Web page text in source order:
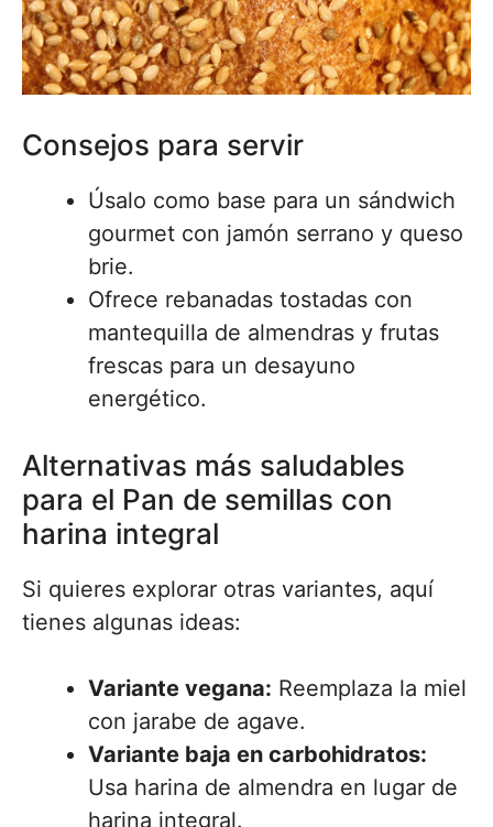
Consejos para servir
Úsalo como base para un sándwich
gourmet con jamón serrano y queso
brie.
Ofrece rebanadas tostadas con
mantequilla de almendras y frutas
frescas para un desayuno
energético.
Alternativas más saludables
para el Pan de semillas con
harina integral
Si quieres explorar otras variantes, aquí
tienes algunas ideas:
Variante vegana: Reemplaza la miel
con jarabe de agave.
Variante baja en carbohidratos:
Usa harina de almendra en lugar de
harina integral.